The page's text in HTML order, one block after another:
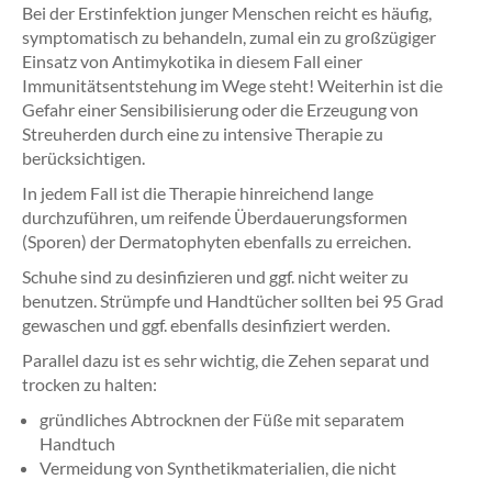
Bei der Erstinfektion junger Menschen reicht es häufig,
symptomatisch zu behandeln, zumal ein zu großzügiger
Einsatz von Antimykotika in diesem Fall einer
Immunitätsentstehung im Wege steht! Weiterhin ist die
Gefahr einer Sensibilisierung oder die Erzeugung von
Streuherden durch eine zu intensive Therapie zu
berücksichtigen.
In jedem Fall ist die Therapie hinreichend lange
durchzuführen, um reifende Überdauerungsformen
(Sporen) der Dermatophyten ebenfalls zu erreichen.
Schuhe sind zu desinfizieren und ggf. nicht weiter zu
benutzen. Strümpfe und Handtücher sollten bei 95 Grad
gewaschen und ggf. ebenfalls desinfiziert werden.
Parallel dazu ist es sehr wichtig, die Zehen separat und
trocken zu halten:
gründliches Abtrocknen der Füße mit separatem
Handtuch
Vermeidung von Synthetikmaterialien, die nicht